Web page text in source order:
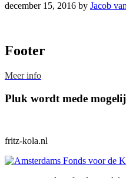
december 15, 2016 by Jacob
Footer
Meer info
Pluk wordt mede
fritz-kola.nl